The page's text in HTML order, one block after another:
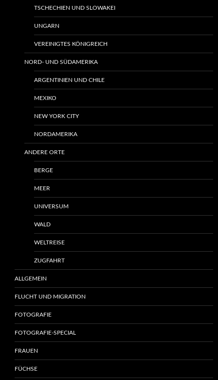
TSCHECHIEN UND SLOWAKEI
UNGARN
VEREINIGTES KÖNIGREICH
NORD- UND SÜDAMERIKA
ARGENTINIEN UND CHILE
MEXIKO
NEW YORK CITY
NORDAMERIKA
ANDERE ORTE
BERGE
MEER
UNIVERSUM
WALD
WELTREISE
ZUGFAHRT
ALLGEMEIN
FLUCHT UND MIGRATION
FOTOGRAFIE
FOTOGRAFIE-SPECIAL
FRAUEN
FÜCHSE